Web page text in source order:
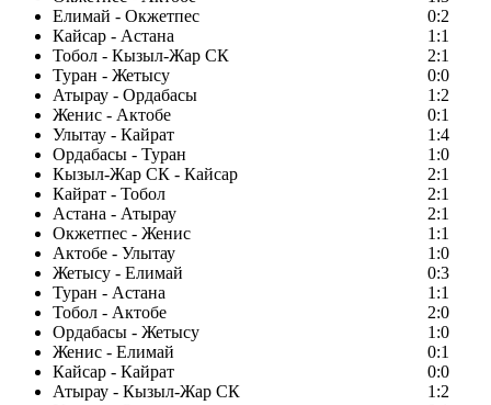
Елимай - Окжетпес
0:2
Кайсар - Астана
1:1
Тобол - Кызыл-Жар СК
2:1
Туран - Жетысу
0:0
Атырау - Ордабасы
1:2
Женис - Актобе
0:1
Улытау - Кайрат
1:4
Ордабасы - Туран
1:0
Кызыл-Жар СК - Кайсар
2:1
Кайрат - Тобол
2:1
Астана - Атырау
2:1
Окжетпес - Женис
1:1
Актобе - Улытау
1:0
Жетысу - Елимай
0:3
Туран - Астана
1:1
Тобол - Актобе
2:0
Ордабасы - Жетысу
1:0
Женис - Елимай
0:1
Кайсар - Кайрат
0:0
Атырау - Кызыл-Жар СК
1:2